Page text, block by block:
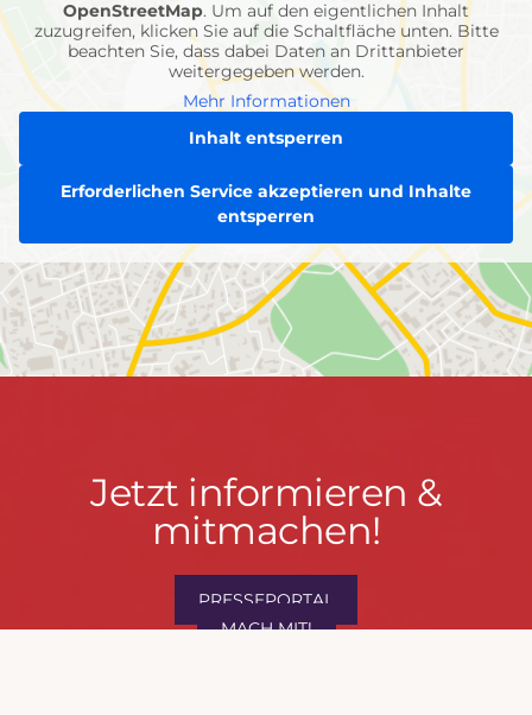
OpenStreetMap. Um auf den eigentlichen Inhalt
zuzugreifen, klicken Sie auf die Schaltfläche unten. Bitte
beachten Sie, dass dabei Daten an Drittanbieter
weitergegeben werden.
Mehr Informationen
Inhalt entsperren
Erforderlichen Service akzeptieren und Inhalte
entsperren
Jetzt
informieren
mitmachen!
Jetzt informieren &
mitmachen!
PRESSEPORTAL
MACH MIT!